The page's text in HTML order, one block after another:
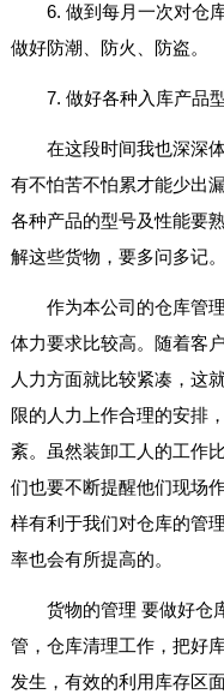
6. 做到每月一次对仓
做好防潮、防火、防盗。
7. 做好各种入库产品
在这段时间我也深深
有不怕苦不怕累才能少出
各种产品的型号及性能要
解这些货物，要多问多记。
作为本公司的仓库管
体力要求比较高。随着客
人力方面就比较紧凑，这
限的人力上作合理的安排
紊。虽然装卸工人的工作
们也要不断提醒他们现场
样有利于我们对仓库的管
率也会有所提高的。
货物的管理 要做好仓
管，仓库清理工作，把好
发生，有效的利用库存区面